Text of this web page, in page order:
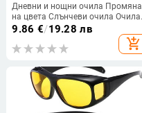
Дневни и нощни очила Промяна
на цвета Слънчеви очила Очила
с рецепта Очила за шофиране
9.86 €/19.28 лв
add_shopping_cart